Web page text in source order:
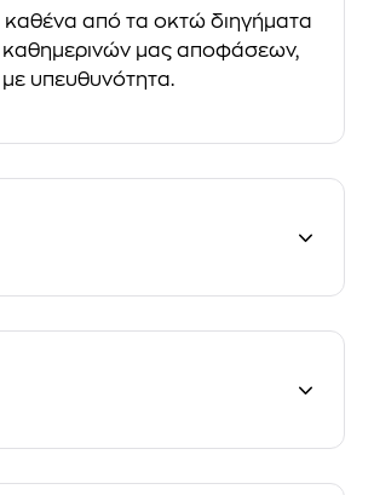
καθένα από τα οκτώ διηγήματα
καθημερινών μας αποφάσεων,
υπευθυνότητα.